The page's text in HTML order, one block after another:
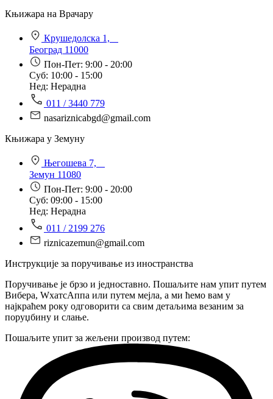
Књижара на Врачару
Крушедолска 1,
Београд 11000
Пон-Пет: 9:00 - 20:00
Суб: 10:00 - 15:00
Нед: Нерадна
011 / 3440 779
nasariznicabgd@gmail.com
Књижара у Земуну
Његошева 7,
Земун 11080
Пон-Пет: 9:00 - 20:00
Суб: 09:00 - 15:00
Нед: Нерадна
011 / 2199 276
riznicazemun@gmail.com
Инструкције за поручивање из иностранства
Поручивање је брзо и једноставно. Пошаљите нам упит путем
Вибера, WхатсАппа или путем мејла, а ми ћемо вам у
најкраћем року одговорити са свим детаљима везаним за
поруџбину и слање.
Пошаљите упит за жељени производ путем: